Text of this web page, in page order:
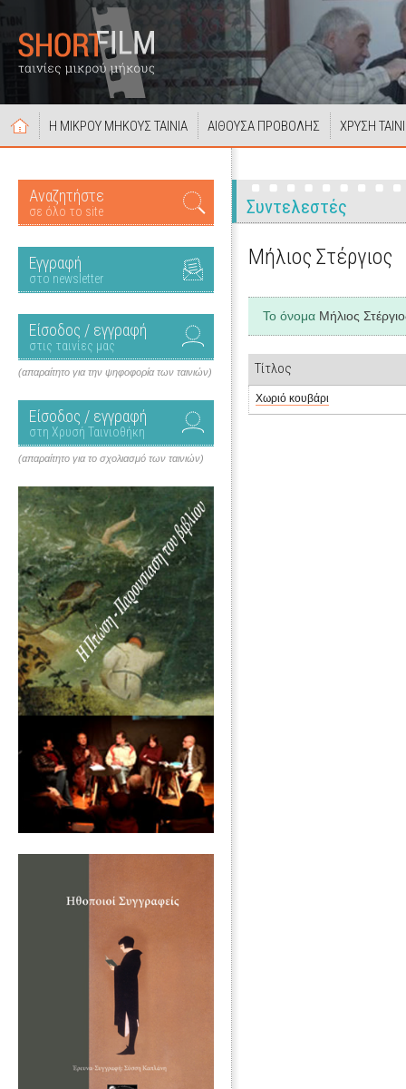
Η ΜΙΚΡΟΥ ΜΗΚΟΥΣ ΤΑΙΝΙΑ ΑΙΘΟΥΣΑ ΠΡΟΒΟΛΗΣ ΧΡΥΣΗ
Αναζητήστε
σε όλο το site
Εγγραφή
στο newsletter
Είσοδος / εγγραφή
στις ταινίες μας
(απαραίτητο για την ψηφοφορία των ταινιών)
Είσοδος / εγγραφή
στη Χρυσή Ταινιοθήκη
(απαραίτητο για το σχολιασμό των ταινιών)
Συντελεστές
Μήλιος Στέργιος
Το όνομα Μήλιος
Τίτλος
Χωριό κουβάρι